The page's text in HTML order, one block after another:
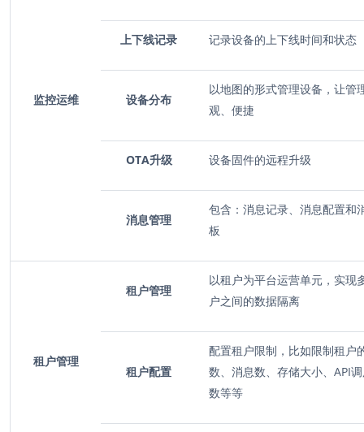
监控运维
上下线记录 记录设备的上下线时间和状态
设备分布
以地图的形式管理设备，让管
观、便捷
OTA升级 设备固件的远程升级
消息管理
包含：消息记录、消息配置和
板
租户管理
租户管理
以租户为平台运营单元， 实现
户之间的数据隔离
租户配置
配置租户限制，比如限制租户
数、消息数、存储大小、 API
数等等